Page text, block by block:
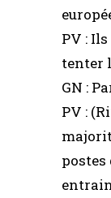
PV :
tenter
GN :
PV :